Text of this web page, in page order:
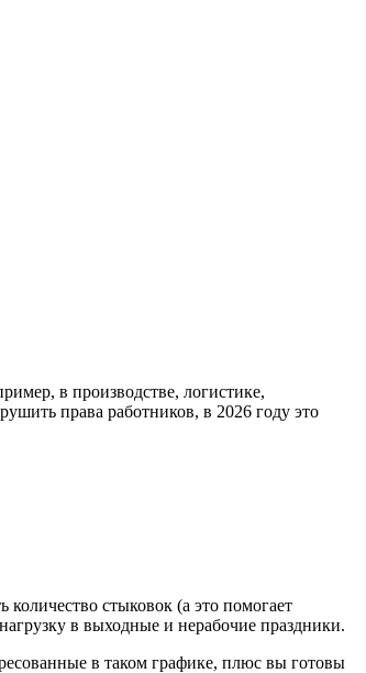
в производстве, логистике,
права работников, в 2026 году это
стыковок (а это помогает
в выходные и нерабочие праздники.
в таком графике, плюс вы готовы